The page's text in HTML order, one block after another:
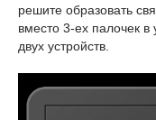
решите образовать
вместо 3-ех палочек в
двух устройств.